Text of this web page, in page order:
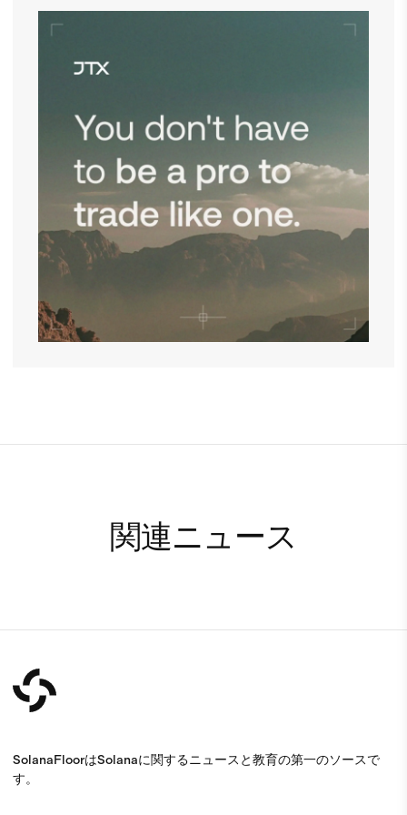
関連ニュース
SolanaFloorはSolanaに関するニュースと教育の第一のソースで
す。